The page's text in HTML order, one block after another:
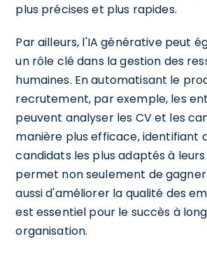
plus précises et plus rapides.
Par ailleurs, l'IA générative peut
un rôle clé dans la gestion des
humaines. En automatisant le
recrutement, par exemple, les
peuvent analyser les CV et les
manière plus efficace, identifiant
candidats les plus adaptés à
permet non seulement de
aussi d'améliorer la qualité des
est essentiel pour le succès à
organisation.